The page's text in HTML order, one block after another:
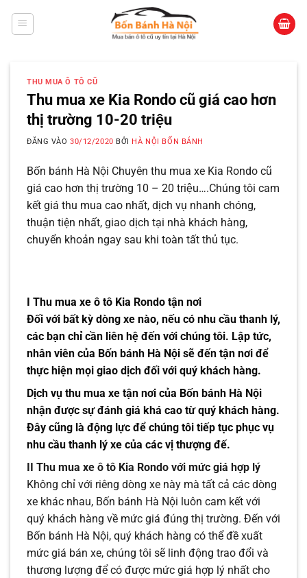
THU MUA Ô TÔ CŨ
Thu mua xe Kia Rondo cũ giá cao hơn
thị trường 10-20 triệu
ĐĂNG VÀO30/12/2020 BỞI HÀ NỘI BỐN BÁNH
Bốn bánh Hà Nội Chuyên thu mua xe Kia Rondo cũ
giá cao hơn thị trường 10 – 20 triệu….Chúng tôi cam
kết giá thu mua cao nhất, dịch vụ nhanh chóng,
thuận tiện nhất, giao dịch tại nhà khách hàng,
chuyển khoản ngay sau khi toàn tất thủ tục.
I Thu mua xe ô tô Kia Rondo tận nơi
Đối với bất kỳ dòng xe nào, nếu có nhu cầu thanh lý,
các bạn chỉ cần liên hệ đến với chúng tôi. Lập tức,
nhân viên của Bốn bánh Hà Nội sẽ đến tận nơi để
thực hiện mọi giao dịch đối với quý khách hàng.
Dịch vụ thu mua xe tận nơi của Bốn bánh Hà Nội
nhận được sự đánh giá khá cao từ quý khách hàng.
Đây cũng là động lực để chúng tôi tiếp tục phục vụ
nhu cầu thanh lý xe của các vị thượng đế.
II Thu mua xe ô tô Kia Rondo với mức giá hợp lý
Không chỉ với riêng dòng xe này mà tất cả các dòng
xe khác nhau, Bốn bánh Hà Nội luôn cam kết với
quý khách hàng về mức giá đúng thị trường. Đến với
Bốn bánh Hà Nội, quý khách hàng có thể đề xuất
mức giá bán xe, chúng tôi sẽ linh động trao đổi và
thương lượng để có được mức giá hợp lý nhất cho